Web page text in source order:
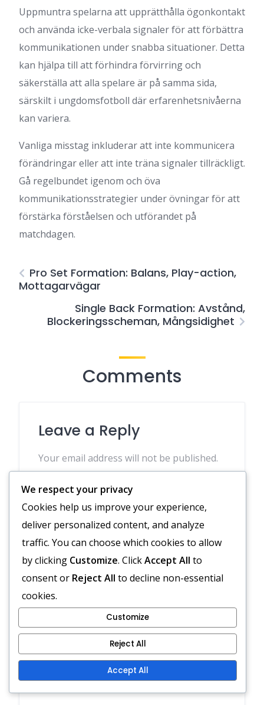
Uppmuntra spelarna att upprätthålla ögonkontakt
och använda icke-verbala signaler för att förbättra
kommunikationen under snabba situationer. Detta
kan hjälpa till att förhindra förvirring och
säkerställa att alla spelare är på samma sida,
särskilt i ungdomsfotboll där erfarenhetsnivåerna
kan variera.
Vanliga misstag inkluderar att inte kommunicera
förändringar eller att inte träna signaler tillräckligt.
Gå regelbundet igenom och öva
kommunikationsstrategier under övningar för att
förstärka förståelsen och utförandet på
matchdagen.
Pro Set Formation: Balans, Play-action,
Mottagarvägar
Single Back Formation: Avstånd,
Blockeringsscheman, Mångsidighet
Comments
Leave a Reply
Your email address will not be published.
Required fields are marked*
NAME*
We respect your privacy
Cookies help us improve your experience,
deliver personalized content, and analyze
traffic. You can choose which cookies to allow
by clicking Customize. ClickAccept All to
consent or Reject All to decline non-essential
cookies.
Customize
Reject All
Accept All